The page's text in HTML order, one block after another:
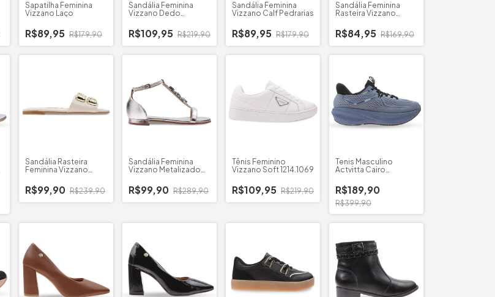
Sapatilha Feminina
Vizzano Laço
R$89,95 R$179,90
Sandália Feminina
Vizzano Dedo
R$109,95 R$219,90
Sandália Feminina
Vizzano Calf Pedrarias
R$89,95 R$179,90
Sandália Feminina
Rasteira Vizzano
R$84,95 R$169,90
Sandália Rasteira
Feminina Vizzano
R$99,90 R$239,90
Sandália Feminina
Vizzano Metalizado
R$99,90 R$289,90
Tênis Feminino
Vizzano Soft 1214.1069
R$109,95 R$219,90
Tenis Masculino
Actvitta Cairo
R$189,90
R$399,90